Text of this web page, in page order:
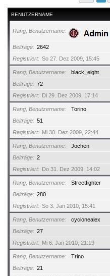
BENUTZERNAME
Rang, Benutzername
Beiträge
2642
Registriert
So 27. Dez 2009, 15:45
Rang, Benutzername
black_eight
Beiträge
72
Registriert
Di 29. Dez 2009, 17:14
Rang, Benutzername
Torino
Beiträge
51
Registriert
Mi 30. Dez 2009, 22:44
Rang, Benutzername
Jochen
Beiträge
2
Registriert
Do 31. Dez 2009, 14:02
Rang, Benutzername
Streetfighter
Beiträge
280
Registriert
So 3. Jan 2010, 15:41
Rang, Benutzername
cyclonealex
Beiträge
27
Registriert
Mi 6. Jan 2010, 21:19
Rang, Benutzername
Trino
Beiträge
21